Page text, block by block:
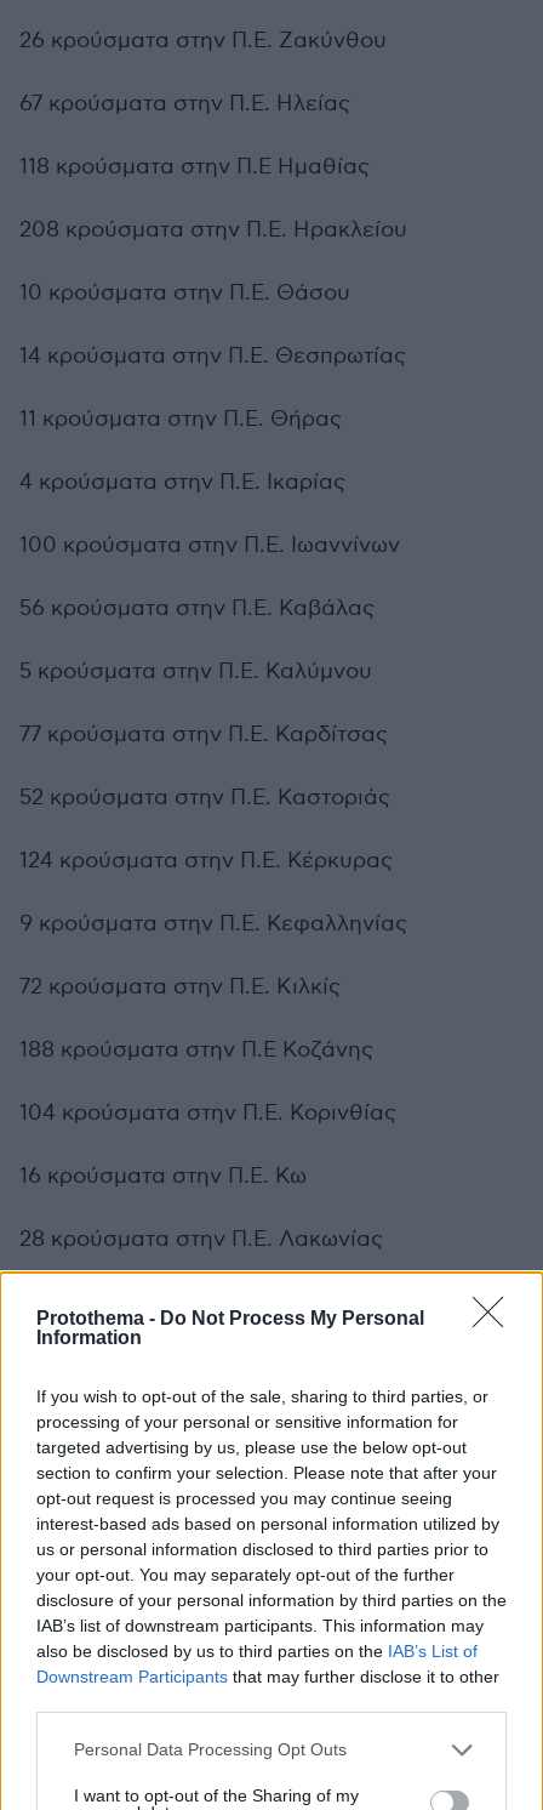
Protothema - Do Not Process My Personal
Information
If you wish to opt-out of the sale, sharing to third parties, or
processing of your personal or sensitive information for
targeted advertising by us, please use the below opt-out
section to confirm your selection. Please note that after your
opt-out request is processed you may continue seeing
interest-based ads based on personal information utilized by
us or personal information disclosed to third parties prior to
your opt-out. You may separately opt-out of the further
disclosure of your personal information by third parties on the
IAB’s list of downstream participants. This information may
also be disclosed by us to third parties on the IAB’s List of
Downstream Participants that may further disclose it to other
Please note that this website/app uses one or more Google
not limited to your visit or usage behaviour. You may click to
Personal Data Processing Opt Outs
I want to opt-out of the Sharing of my
26 κρούσματα στην Π.Ε. Ζακύνθου
67 κρούσματα στην Π.Ε. Ηλείας
118 κρούσματα στην Π.Ε Ημαθίας
208 κρούσματα στην Π.Ε. Ηρακλείου
10 κρούσματα στην Π.Ε. Θάσου
14 κρούσματα στην Π.Ε. Θεσπρωτίας
11 κρούσματα στην Π.Ε. Θήρας
4 κρούσματα στην Π.Ε. Ικαρίας
100 κρούσματα στην Π.Ε. Ιωαννίνων
56 κρούσματα στην Π.Ε. Καβάλας
5 κρούσματα στην Π.Ε. Καλύμνου
77 κρούσματα στην Π.Ε. Καρδίτσας
52 κρούσματα στην Π.Ε. Καστοριάς
124 κρούσματα στην Π.Ε. Κέρκυρας
9 κρούσματα στην Π.Ε. Κεφαλληνίας
72 κρούσματα στην Π.Ε. Κιλκίς
188 κρούσματα στην Π.Ε Κοζάνης
104 κρούσματα στην Π.Ε. Κορινθίας
16 κρούσματα στην Π.Ε. Κω
28 κρούσματα στην Π.Ε. Λακωνίας
66 κρούσματα στην Π.Ε. Λέσβου
3 κρούσματα στην Π.Ε. Λευκάδας
7 κρούσματα στην Π.Ε. Λήμνου
186 κρούσματα στην Π.Ε. Μαγνησίας
77 κρούσματα στην Π.Ε. Μεσσηνίας
1 κρούσμα στην Π.Ε. Μήλου